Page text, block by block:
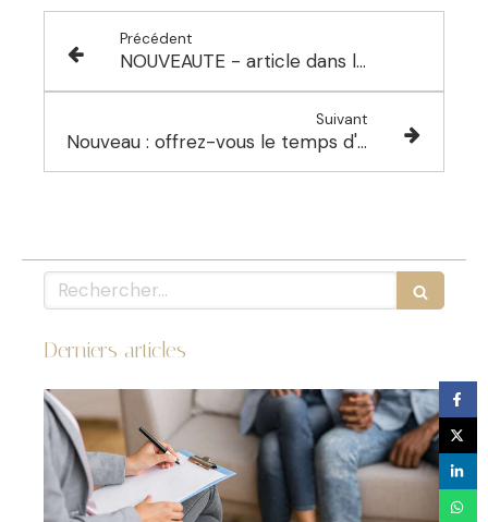
Précédent
NOUVEAUTE - article dans le magazine VERNOLITAIN
Suivant
Nouveau : offrez-vous le temps d'un coaching bien-être !
Rechercher
Derniers articles